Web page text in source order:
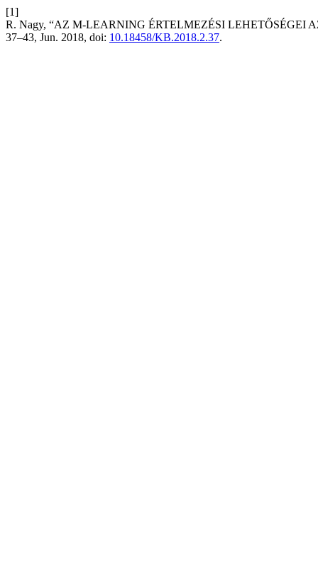
[1]
R. Nagy, “AZ M-LEARNING ÉRTELMEZÉSI LEHETŐSÉGEI
37–43, Jun. 2018, doi: 10.18458/KB.2018.2.37.